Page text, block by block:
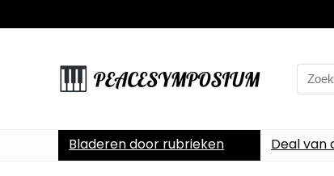
Search
for:
Bladeren door rubrieken Deal van